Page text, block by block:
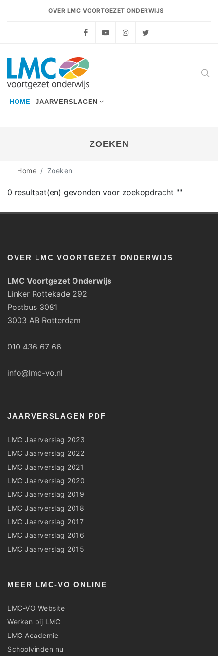
OVER LMC VOORTGEZET ONDERWIJS
FacebookYouTubeInstagram
HOME JAARVERSLAGEN
ZOEKEN
Home Zoeken
0 resultaat(en) gevonden voor zoekopdracht ""
OVER LMC VOORTGEZET ONDERWIJS
LMC Voortgezet Onderwijs
Linker Rottekade 292
Postbus 3081
3003 AB Rotterdam
010 436 67 66
info@lmc-vo.nl
JAARVERSLAGEN PDF
LMC Jaarverslag 2023
LMC Jaarverslag 2022
LMC Jaarverslag 2021
LMC Jaarverslag 2020
LMC Jaarverslag 2019
LMC Jaarverslag 2018
LMC Jaarverslag 2017
LMC Jaarverslag 2016
LMC Jaarverslag 2015
MEER LMC-VO ONLINE
LMC-VO Website
Werken bij LMC
LMC Academie
Schoolvinden.nu